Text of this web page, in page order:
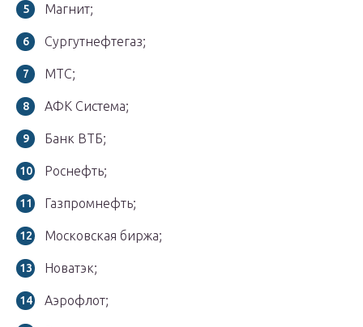
Магнит;
Сургутнефтегаз;
МТС;
АФК Система;
Банк ВТБ;
Роснефть;
Газпромнефть;
Московская биржа;
Новатэк;
Аэрофлот;